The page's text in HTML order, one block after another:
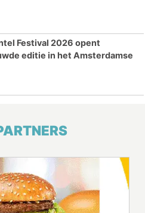
Festival 2026 opent
editie in het Amsterdamse